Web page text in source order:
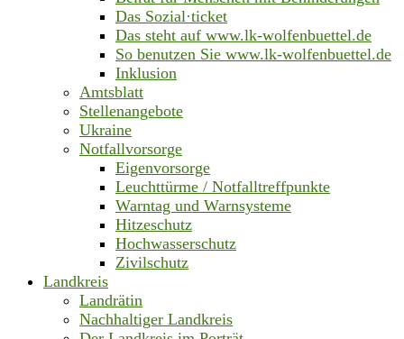
Das Sozial·ticket
Das steht auf www.lk-wolfenbuettel.de
So benutzen Sie www.lk-wolfenbuettel.de
Inklusion
Amtsblatt
Stellenangebote
Ukraine
Notfallvorsorge
Eigenvorsorge
Leuchttürme / Notfalltreffpunkte
Warntag und Warnsysteme
Hitzeschutz
Hochwasserschutz
Zivilschutz
Landkreis
Landrätin
Nachhaltiger Landkreis